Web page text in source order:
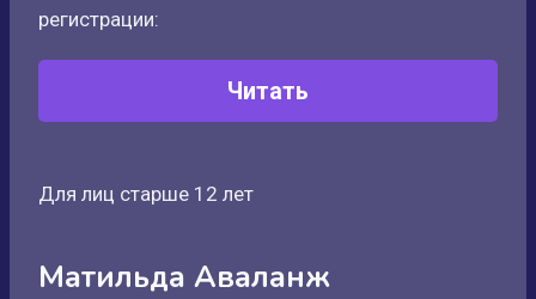
регистрации:
Читать
Для лиц старше 12 лет
Матильда Аваланж